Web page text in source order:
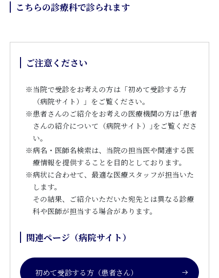
こちらの診療科で診られます
ご注意ください
※当院で受診をお考えの方は「初めて受診する方
（病院サイト）」をご覧ください。
※患者さんのご紹介をお考えの医療機関の方は｢患者
さんの紹介について（病院サイト）｣をご覧くださ
い。
※病名・医師名検索は、当院の担当医や関連する医
療情報を提供することを目的としております。
※病状に合わせて、最適な医療スタッフが担当いた
します。
その結果、ご紹介いただいた宛先とは異なる診療
科や医師が担当する場合があります。
関連ページ（病院サイト）
初めて受診する方（患者さん）